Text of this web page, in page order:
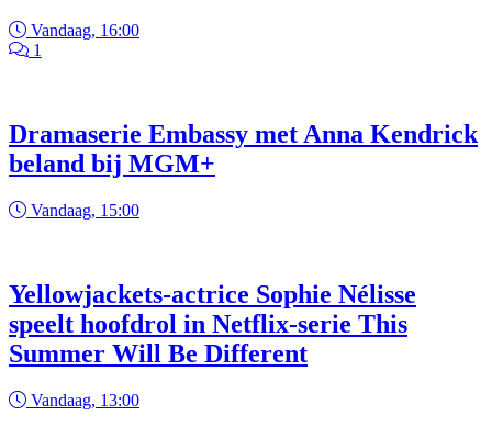
Vandaag, 16:00
1
Dramaserie Embassy met Anna Kendrick
beland bij MGM+
Vandaag, 15:00
Yellowjackets-actrice Sophie Nélisse
speelt hoofdrol in Netflix-serie This
Summer Will Be Different
Vandaag, 13:00